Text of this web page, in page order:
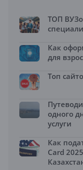
ТОП
Как
для
Топ
одного
услуги
Как
Card